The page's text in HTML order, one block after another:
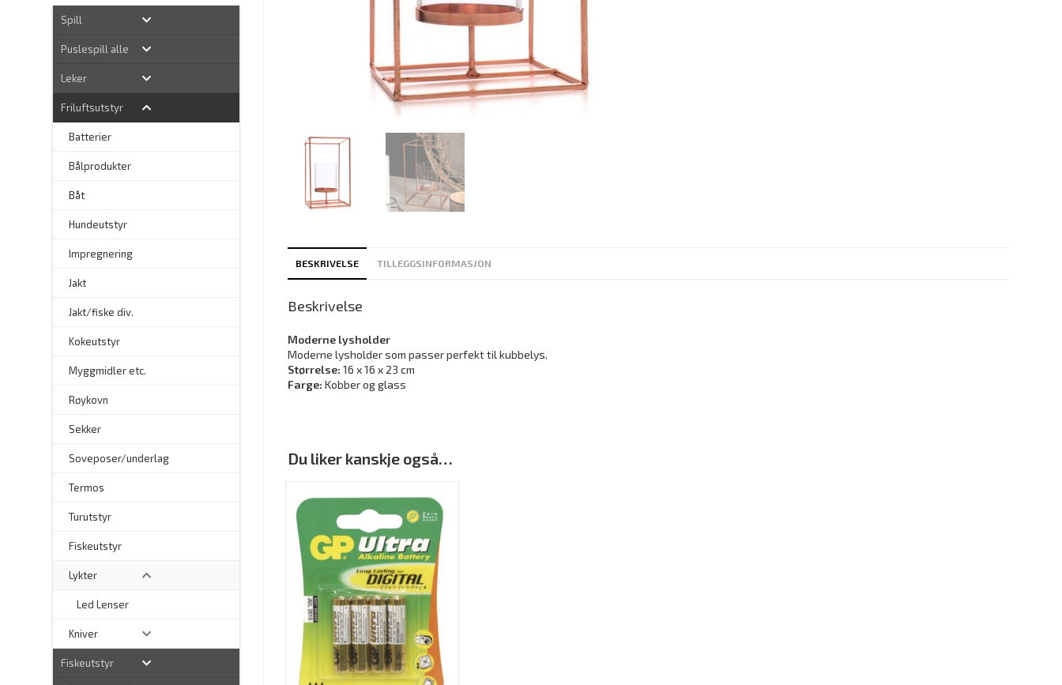
BESKRIVELSE TILLEGGSINFORMASJON
Beskrivelse
Moderne lysholder
Moderne lysholder som passer perfekt til kubbelys.
Størrelse:16 x 16 x 23 cm
Farge:Kobber og glass
Du liker kanskje også…
Spill
Puslespill alle
Leker
Friluftsutstyr
Batterier
Bålprodukter
Båt
Hundeutstyr
Impregnering
Jakt
Jakt/fiske div.
Kokeutstyr
Myggmidler etc.
Røykovn
Sekker
Soveposer/underlag
Termos
Turutstyr
Fiskeutstyr
Lykter
Led Lenser
Kniver
Fiskeutstyr